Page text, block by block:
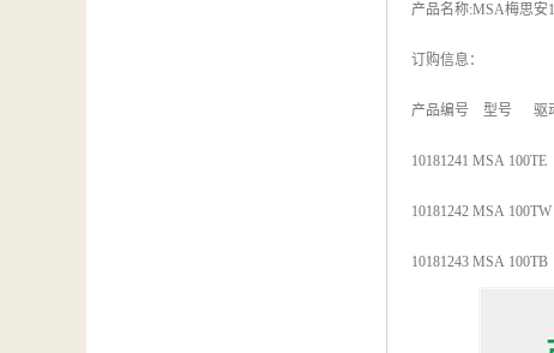
产品名称:MSA梅思安
订购信息：
产品编号 型号 驱
10181241 MSA
10181242 MSA
10181243 MSA